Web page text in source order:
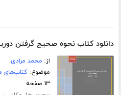
دانلود کتاب نحوه صحیح گرفتن
از: محمد مرادی
موضوع:کتاب‌های
۱۳ صفحه